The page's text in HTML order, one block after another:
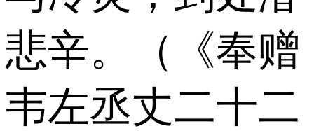
悲辛。（《奉赠
韦左丞丈二十二